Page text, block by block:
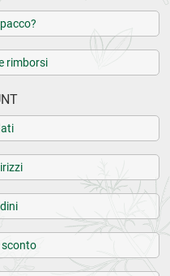
rimborsi
sconto